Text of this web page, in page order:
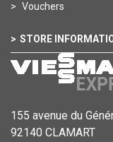
Vouchers
STORE
155 avenue du
92140 CLAMART